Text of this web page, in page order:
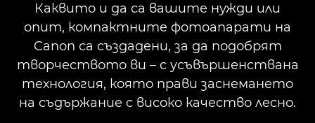
Каквито и да са вашите нужди или
опит, компактните фотоапарати на
Canon са създадени, за да подобрят
творчеството ви – с усъвършенствана
технология, която прави заснемането
на съдържание с високо качество лесно.